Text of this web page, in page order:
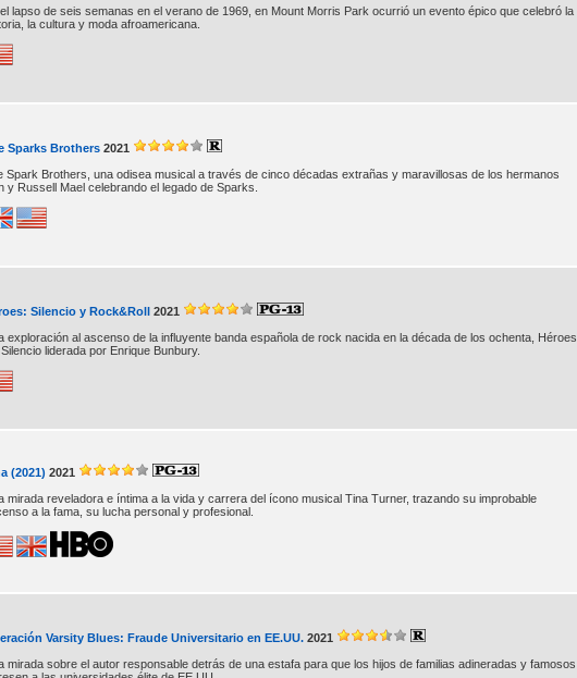
lapso de seis semanas en el verano de 1969, en Mount Morris Park ocurrió un evento épico que celebró la
la cultura y moda afroamericana.
Sparks Brothers 2021
Spark Brothers, una odisea musical a través de cinco décadas extrañas y maravillosas de los hermanos
y Russell Mael celebrando el legado de Sparks.
Silencio y Rock&Roll 2021
exploración al ascenso de la influyente banda española de rock nacida en la década de los ochenta, Héroes
liderada por Enrique Bunbury.
(2021) 2021
mirada reveladora e íntima a la vida y carrera del ícono musical Tina Turner, trazando su improbable
a la fama, su lucha personal y profesional.
Varsity Blues: Fraude Universitario en EE.UU. 2021
mirada sobre el autor responsable detrás de una estafa para que los hijos de familias adineradas y famosos